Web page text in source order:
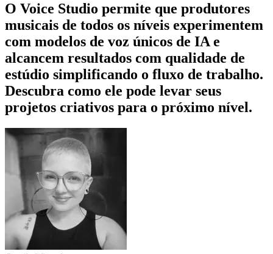
O Voice Studio permite que produtores
musicais de todos os níveis experimentem
com modelos de voz únicos de IA e
alcancem resultados com qualidade de
estúdio simplificando o fluxo de trabalho.
Descubra como ele pode levar seus
projetos criativos para o próximo nível.